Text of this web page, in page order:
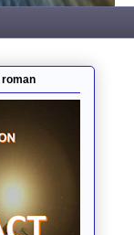
roman